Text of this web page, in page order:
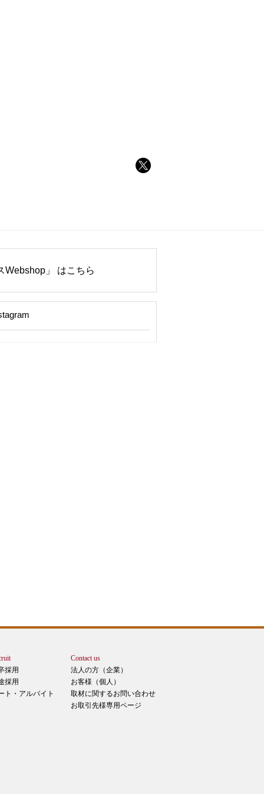
Webshop」 はこちら
採用
採用
ト・アルバイト
Contact us
法人の方（企業）
お客様（個人）
取材に関するお問い合わせ
お取引先様専用ページ